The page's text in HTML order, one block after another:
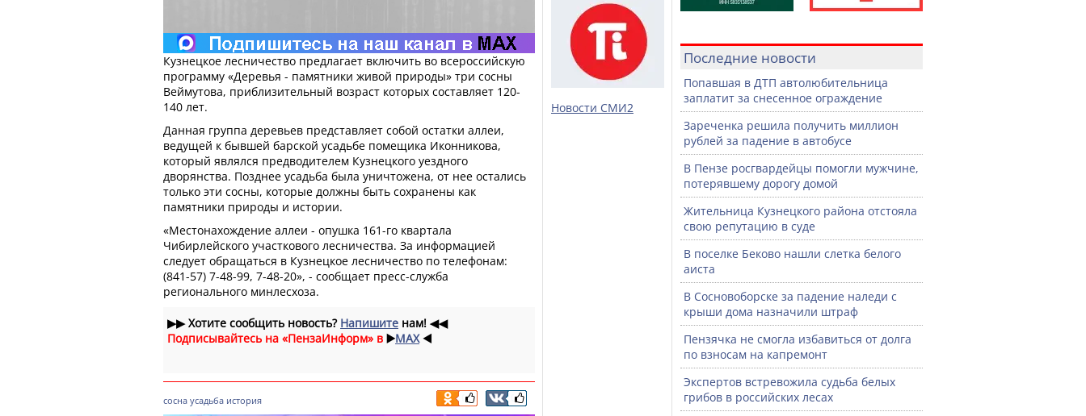
Кузнецкое лесничество предлагает включить во всероссийскую
программу «Деревья - памятники живой природы» три сосны
Веймутова, приблизительный возраст которых составляет 120-
140 лет.
Данная группа деревьев представляет собой остатки аллеи,
ведущей к бывшей барской усадьбе помещика Иконникова,
который являлся предводителем Кузнецкого уездного
дворянства. Позднее усадьба была уничтожена, от нее остались
только эти сосны, которые должны быть сохранены как
памятники природы и истории.
«Местонахождение аллеи - опушка 161-го квартала
Чибирлейского участкового лесничества. За информацией
следует обращаться в Кузнецкое лесничество по телефонам:
(841-57) 7-48-99, 7-48-20», - сообщает пресс-служба
регионального минлесхоза.
▶▶Хотите сообщить новость? Напишите нам! ◀◀
Подписывайтесь на «ПензаИнформ» в ▶️MAX ◀️
сосна усадьба история
Новости СМИ2
Последние новости
Попавшая в ДТП автолюбительница
заплатит за снесенное ограждение
Зареченка решила получить миллион
рублей за падение в автобусе
В Пензе росгвардейцы помогли мужчине,
потерявшему дорогу домой
Жительница Кузнецкого района отстояла
свою репутацию в суде
В поселке Беково нашли слетка белого
аиста
В Сосновоборске за падение наледи с
крыши дома назначили штраф
Пензячка не смогла избавиться от долга
по взносам на капремонт
Экспертов встревожила судьба белых
грибов в российских лесах